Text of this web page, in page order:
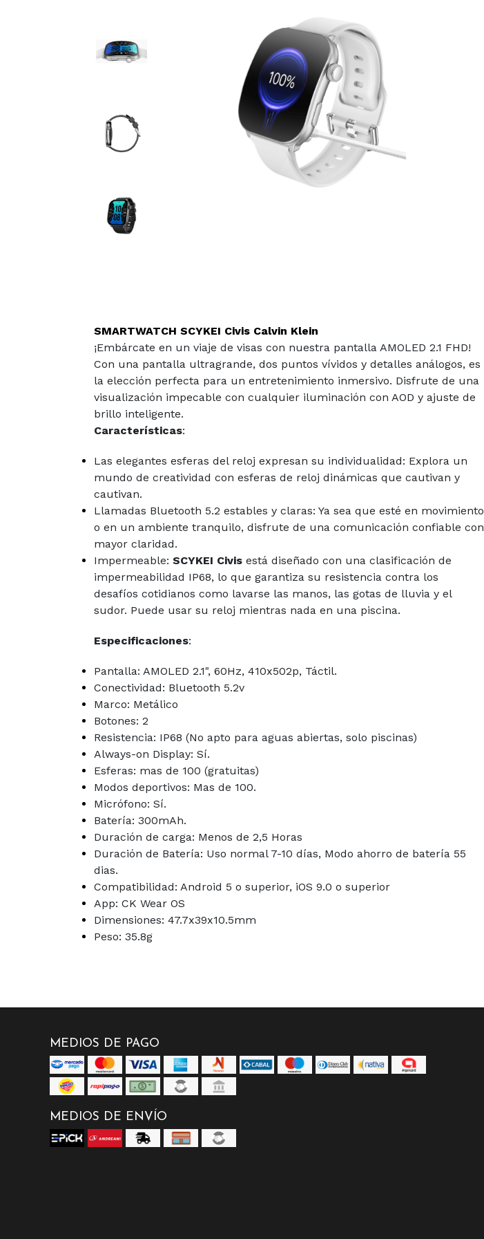
SMARTWATCH SCYKEI Civis Calvin Klein
¡Embárcate en un viaje de visas con nuestra pantalla AMOLED 2.1 FHD!
Con una pantalla ultragrande, dos puntos vívidos y detalles análogos, es
la elección perfecta para un entretenimiento inmersivo. Disfrute de una
visualización impecable con cualquier iluminación con AOD y ajuste de
brillo inteligente.
Características:
Las elegantes esferas del reloj expresan su individualidad: Explora un
mundo de creatividad con esferas de reloj dinámicas que cautivan y
cautivan.
Llamadas Bluetooth 5.2 estables y claras: Ya sea que esté en movimiento
o en un ambiente tranquilo, disfrute de una comunicación confiable con
mayor claridad.
Impermeable: SCYKEI Civis está diseñado con una clasificación de
impermeabilidad IP68, lo que garantiza su resistencia contra los
desafíos cotidianos como lavarse las manos, las gotas de lluvia y el
sudor. Puede usar su reloj mientras nada en una piscina.
Especificaciones:
Pantalla: AMOLED 2.1", 60Hz, 410x502p, Táctil.
Conectividad: Bluetooth 5.2v
Marco: Metálico
Botones: 2
Resistencia: IP68 (No apto para aguas abiertas, solo piscinas)
Always-on Display: Sí.
Esferas: mas de 100 (gratuitas)
Modos deportivos: Mas de 100.
Micrófono: Sí.
Batería: 300mAh.
Duración de carga: Menos de 2,5 Horas
Duración de Batería: Uso normal 7-10 días, Modo ahorro de batería 55
dias.
Compatibilidad: Android 5 o superior, iOS 9.0 o superior
App: CK Wear OS
Dimensiones: 47.7x39x10.5mm
Peso: 35.8g
MEDIOS DE PAGO
MEDIOS DE ENVÍO